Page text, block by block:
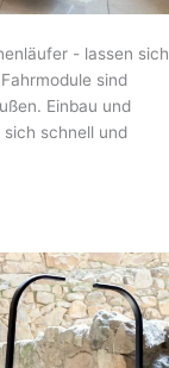
- lassen sich
sind
Einbau und
schnell und